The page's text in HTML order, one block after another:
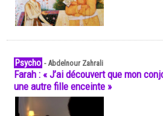
Psycho -Abdelnour Zahrali
Farah : « J’ai découvert que mon
une autre fille enceinte »